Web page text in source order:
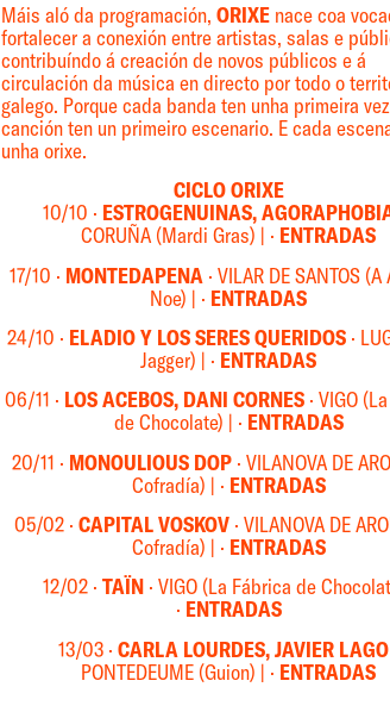
Máis aló da programación, ORIXEnace coa
fortalecer a conexión entre artistas, salas e
contribuíndo á creación de novos públicos e á
circulación da música en directo por todo o
galego. Porque cada banda ten unha primeira
canción ten un primeiro escenario. E cada
unha orixe.
CICLO ORIXE
10/10 · ESTROGENUINAS,
CORUÑA (Mardi Gras) | · ENTRADAS
17/10 · MONTEDAPENA · VILAR DE SANTOS
Noe) | · ENTRADAS
24/10 · ELADIO Y LOS SERES QUERIDOS ·
Jagger) | · ENTRADAS
06/11 · LOS ACEBOS, DANI CORNES · VIGO
de Chocolate) | · ENTRADAS
20/11 · MONOULIOUS DOP· VILANOVA DE
Cofradía) | · ENTRADAS
05/02 · CAPITAL VOSKOV· VILANOVA DE
Cofradía) | · ENTRADAS
12/02 · TAÏN · VIGO (La Fábrica de
· ENTRADAS
13/03 ·CARLA LOURDES, JAVIER LAGO
PONTEDEUME (Guion) | · ENTRADAS